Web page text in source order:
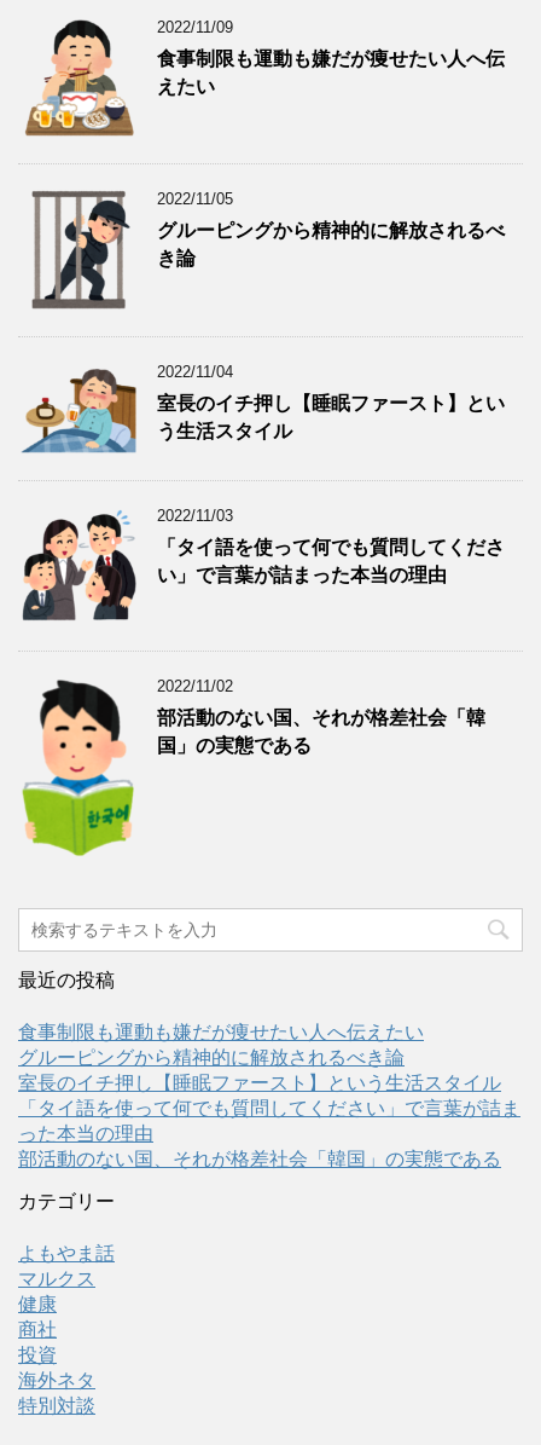
2022/11/09
食事制限も運動も嫌だが痩せたい人へ伝
えたい
2022/11/05
グルーピングから精神的に解放されるべ
き論
2022/11/04
室長のイチ押し【睡眠ファースト】とい
う生活スタイル
2022/11/03
「タイ語を使って何でも質問してくださ
い」で言葉が詰まった本当の理由
2022/11/02
部活動のない国、それが格差社会「韓
国」の実態である
最近の投稿
食事制限も運動も嫌だが痩せたい人へ伝えたい
グルーピングから精神的に解放されるべき論
室長のイチ押し【睡眠ファースト】という生活スタイル
「タイ語を使って何でも質問してください」で言葉が詰ま
った本当の理由
部活動のない国、それが格差社会「韓国」の実態である
カテゴリー
よもやま話
マルクス
健康
商社
投資
海外ネタ
特別対談